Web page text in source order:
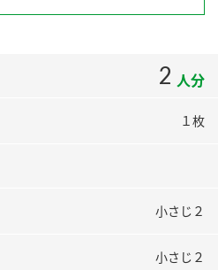
2 人分
１枚
小さじ２
小さじ２